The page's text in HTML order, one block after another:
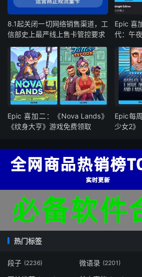
8.1起关闭一切网络销售渠道，工
信部史上最严线上售卡管控要求
Epic 喜
代：午
Epic 喜加二：《Nova Lands》
《纹身大亨》游戏免费领取
Epic每
少女2》
热门标签
段子 (2236) 微语录 (2201)